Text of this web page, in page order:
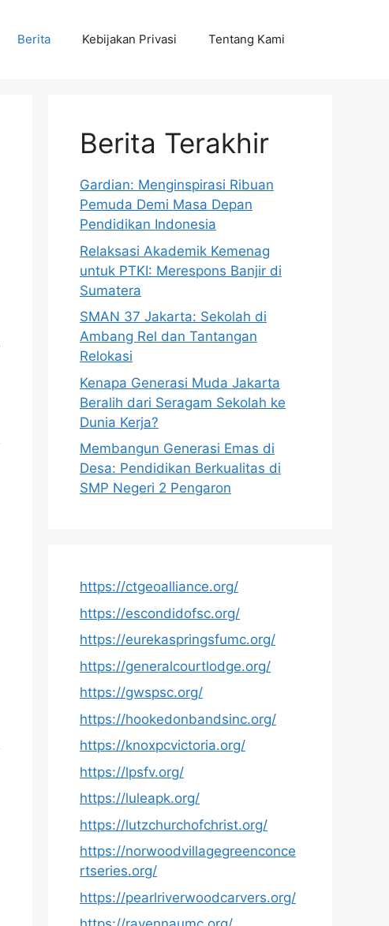
Berita Kebijakan Privasi Tentang Kami
Berita Terakhir
Gardian: Menginspirasi Ribuan
Pemuda Demi Masa Depan
Pendidikan Indonesia
Relaksasi Akademik Kemenag
untuk PTKI: Merespons Banjir di
Sumatera
SMAN 37 Jakarta: Sekolah di
Ambang Rel dan Tantangan
Relokasi
Kenapa Generasi Muda Jakarta
Beralih dari Seragam Sekolah ke
Dunia Kerja?
Membangun Generasi Emas di
Desa: Pendidikan Berkualitas di
SMP Negeri 2 Pengaron
https://ctgeoalliance.org/
https://escondidofsc.org/
https://eurekaspringsfumc.org/
https://generalcourtlodge.org/
https://gwspsc.org/
https://hookedonbandsinc.org/
https://knoxpcvictoria.org/
https://lpsfv.org/
https://luleapk.org/
https://lutzchurchofchrist.org/
https://norwoodvillagegreenconce
rtseries.org/
https://pearlriverwoodcarvers.org/